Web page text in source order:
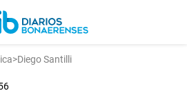
>Diego Santilli